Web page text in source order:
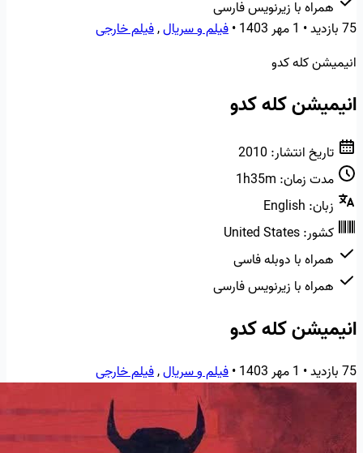
همراه با زیرنویس فارسی
75 بازدید
• 1 مهر 1403 •فیلم و سریال,فیلم خارجی
انیمیشن کله کدو
انیمیشن کله کدو
تاریخ انتشار: 2010
مدت زمان: 1h35m
زبان: English
کشور:United States
همراه با دوبله فاسی
همراه با زیرنویس فارسی
انیمیشن کله کدو
75 بازدید • 1 مهر 1403 •فیلم و سریال,فیلم خارجی